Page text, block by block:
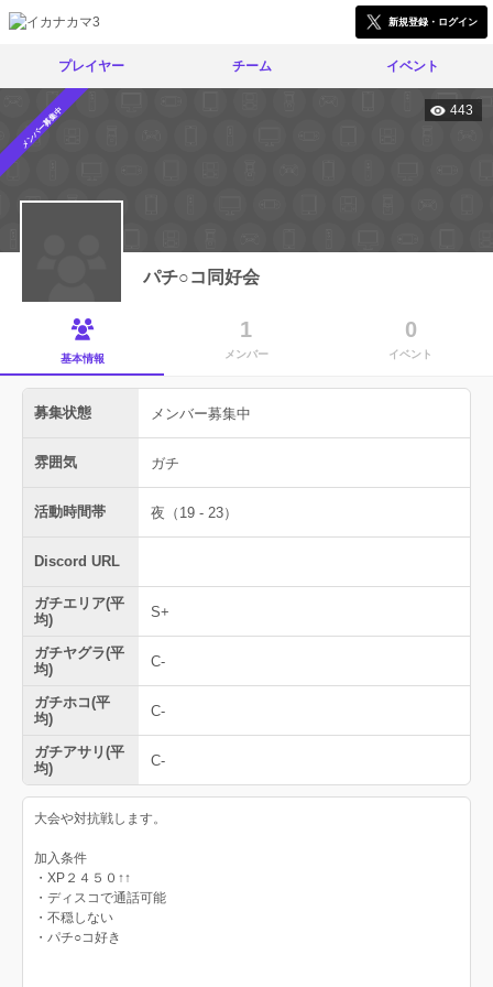
新規登録・ログイン
プレイヤー チーム イベント
メンバー募集中 443
パチ○コ同好会
基本情報
1
メンバー
0
イベント
募集状態 メンバー募集中
雰囲気 ガチ
活動時間帯 夜（19 - 23）
Discord URL
ガチエリア(平
均)
S+
ガチヤグラ(平
均)
C-
ガチホコ(平
均)
C-
ガチアサリ(平
均)
C-
大会や対抗戦します。
加入条件
・XP２４５０↑↑
・ディスコで通話可能
・不穏しない
・パチ○コ好き